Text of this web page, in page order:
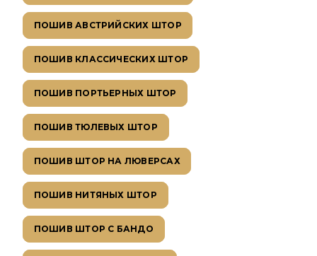
ПОШИВ АВСТРИЙСКИХ ШТОР
ПОШИВ КЛАССИЧЕСКИХ ШТОР
ПОШИВ ПОРТЬЕРНЫХ ШТОР
ПОШИВ ТЮЛЕВЫХ ШТОР
ПОШИВ ШТОР НА ЛЮВЕРСАХ
ПОШИВ НИТЯНЫХ ШТОР
ПОШИВ ШТОР С БАНДО